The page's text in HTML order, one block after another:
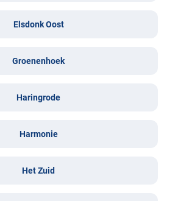
Elsdonk Oost
Groenenhoek
Haringrode
Harmonie
Het Zuid